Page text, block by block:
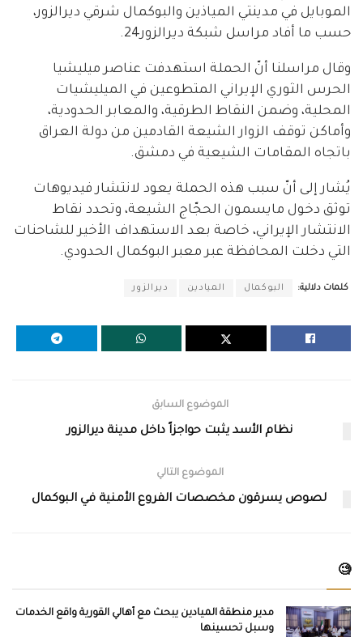
الموبايل في مدينتي المياذين والبوكمال شرقي ديرالزور،
حسب ما أفاد مراسل شبكة ديرالزور24.
وقال مراسلنا أنّ الحملة استهدفت عناصر ميليشيا
الحرس الثوري الإيراني المتطوعين في الميليشيات
المحلية، وضمن النقاط الطرقية، والمعابر الحدودية،
وأماكن توقف الزوار الشيعة القادمين من دولة العراق
باتجاه المقامات الشيعية في دمشق.
يُشار إلى أنّ سبب هذه الحملة يعود لانتشار فيديوهات
توثق دخول مايسمون الحجّاج الشيعة، وتحدد نقاط
الانتشار الإيراني، خاصة بعد الاستهداف الأخير للشاحنات
التي دخلت المحافظة عبر معبر البوكمال الحدودي.
كلمات دلالية: البوكمال الميادين ديرالزور
الموضوع السابق
نظام الأسد يثبت حواجزاً داخل مدينة ديرالزور
الموضوع التالي
لصوص يسرقون مخصصات الفروع الأمنية في البوكمال
🧐
مدير منطقة الميادين يبحث مع أهالي القورية واقع الخدمات
وسبل تحسينها